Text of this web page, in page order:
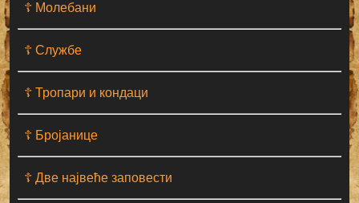
☦ Молебани
☦ Службе
☦ Тропари и кондаци
☦ Бројанице
☦ Две највеће заповести